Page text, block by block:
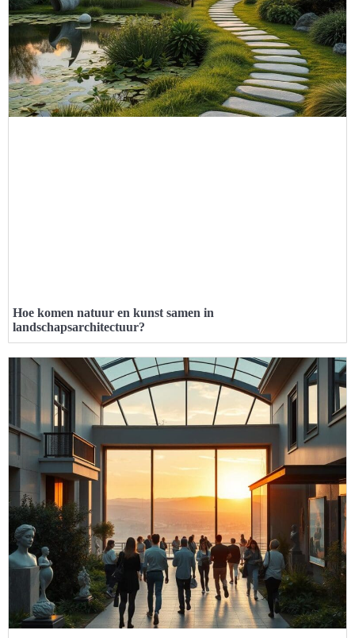
Hoe komen natuur en kunst samen in
landschapsarchitectuur?